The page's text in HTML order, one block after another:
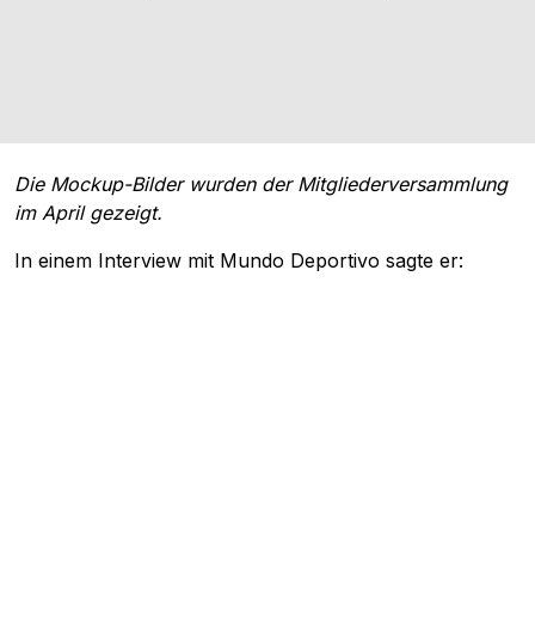
Die Mockup-Bilder wurden der Mitgliederversammlung
im April gezeigt.
In einem Interview mit Mundo Deportivo sagte er: